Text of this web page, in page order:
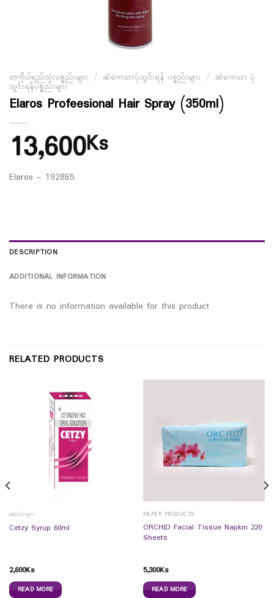
တကိုယ်ရည်သုံးပစ္စည်းများ / ဆံကေသာပုံသွင်းရန် ပစ္စည်းများ / ဆံကေသာ ပုံ
သွင်းရန်ပစ္စည်းများ
Elaros Profeesional Hair Spray (350ml)
13,600Ks
Elaros – 192865
DESCRIPTION
ADDITIONAL INFORMATION
There is no information available for this product
RELATED PRODUCTS
ဆေးဝါးများ
Cetzy Syrup 60ml
2,600Ks
READ MORE
PAPER PRODUCTS
ORCHID Facial Tissue Napkin 220
Sheets
5,300Ks
READ MORE